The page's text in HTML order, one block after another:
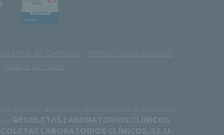
de Gestión Retos-Colaboración
Mapa del sitio
de 27 de abril de 2016 relativo a la protección
a RECOLETAS LABORATORIOS CLÍNICOS
LABORATORIOS CLÍNICOS, S.L.U.